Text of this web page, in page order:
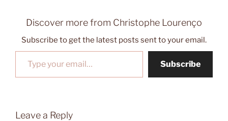
Discover more from Christophe Lourenço
Subscribe to get the latest posts sent to your email.
Type your email…
Subscribe
Leave a Reply